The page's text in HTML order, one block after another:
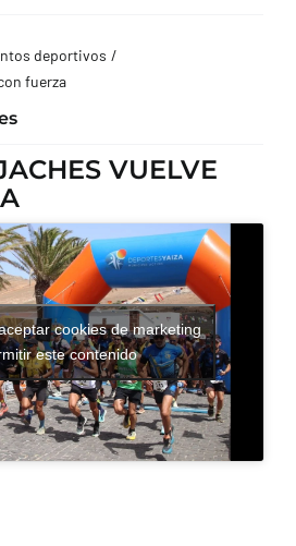
deportivos
fuerza
VUELVE
cookies de marketing
este contenido